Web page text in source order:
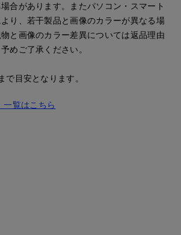
合があります。またパソコン・スマート
り、若干製品と画像のカラーが異なる場
と画像のカラー差異については返品理由
めご了承ください。
で目安となります。
一覧はこちら